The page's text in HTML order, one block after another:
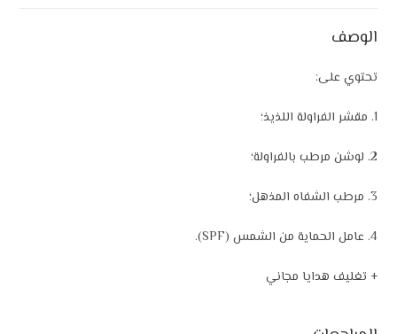
الوصف
تحتوي على:
1. مقشر الفراولة اللذيذ؛
2. لوشن مرطب بالفراولة؛
3. مرطب الشفاه المذهل؛
4. عامل الحماية من الشمس (SPF).
+ تغليف هدايا مجاني